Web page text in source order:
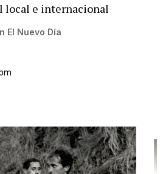
local e internacional
El Nuevo Día